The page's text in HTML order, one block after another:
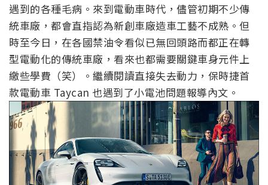
遇到的各種毛病。來到電動車時代，儘管初期不少傳
統車廠，都會直指認為新創車廠造車工藝不成熟。但
時至今日，在各國禁油令看似已無回頭路而都正在轉
型電動化的傳統車廠，看來也都需要關鍵車身元件上
繳些學費（笑）。繼續閱讀直接失去動力，保時捷首
款電動車 Taycan 也遇到了小電池問題報導內文。